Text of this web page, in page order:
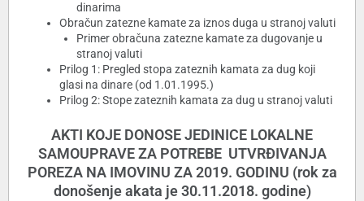
dinarima
Obračun zatezne kamate za iznos duga u stranoj valuti
Primer obračuna zatezne kamate za dugovanje u
stranoj valuti
Prilog 1: Pregled stopa zateznih kamata za dug koji
glasi na dinare (od 1.01.1995.)
Prilog 2: Stope zateznih kamata za dug u stranoj valuti
AKTI KOJE DONOSE JEDINICE LOKALNE
SAMOUPRAVE ZA POTREBE UTVRĐIVANJA
POREZA NA IMOVINU ZA 2019. GODINU (rok za
donošenje akata je 30.11.2018. godine)